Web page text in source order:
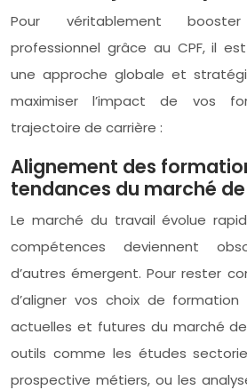
Pour véritablement
professionnel grâce au CPF, il
une approche globale et
maximiser l’impact de vos
trajectoire de carrière :
Alignement des
tendances du marché de
Le marché du travail évolue
compétences deviennent
d’autres émergent. Pour rester
d’aligner vos choix de
actuelles et futures du marché de
outils comme les études
prospective métiers, ou les